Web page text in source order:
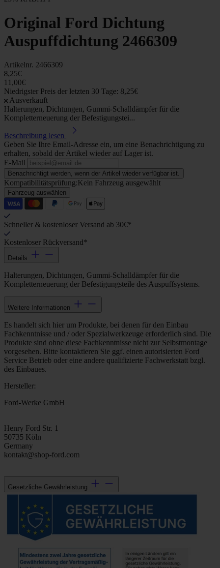
Original Ford Dichtung
Auspuffdichtung 2466309
Artikelnr. 2466309
8,25€
11,00€
Niedrigster Preis der letzten 30 Tage: 8,25€
Ausverkauft
Halterungen, Dichtungen, Gummi-Schalldämpfer für die
Kompletterneuerung der Befestigungstei...
Beschreibung lesen
Geben Sie Ihre Email-Adresse ein, um eine Benachrichtigung zu
erhalten, sobald der Artikel wieder auf Lager ist.
E-Mail
Benachrichtigt werden, wenn der Artikel wieder verfügbar ist.
Kompatibilitätsprüfung:Kein Fahrzeug ausgewählt
Fahrzeug auswählen
Schneller & kostenloser Versand ab 30€*
Kostenloser Rückversand*
Details
Halterungen, Dichtungen, Gummi-Schalldämpfer für die
Kompletterneuerung der Befestigungsteile des Auspuffsystems.
Weitere Informationen
Es handelt sich hier um Produkte, bei denen für den Einbau
Fachkenntnisse und / oder Spezialwerkzeuge erforderlich sind. Die
Produkte sind ohne diese Fachkenntnisse nicht zur Selbstmontage
vorgesehen. Bitte kontaktieren Sie ggf. einen autorisierten Ford
Service Betrieb oder eine andere qualifizierte Fachwerkstatt bzgl.
des Einbaues.
Hersteller:
Ford-Werke GmbH
Henry Ford Str. 1
50735 Köln
Germany
kontakt@shop-ford.com
Gesetzliche Gewährleistung